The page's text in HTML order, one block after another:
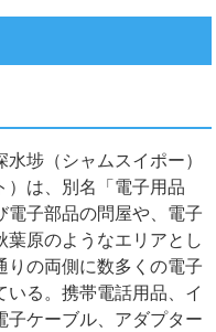
埗（シャムスイポー）
）は、別名「電子用品
電子部品の問屋や、電子
原のようなエリアとし
りの両側に数多くの電子
る。携帯電話用品、イ
子ケーブル、アダプター